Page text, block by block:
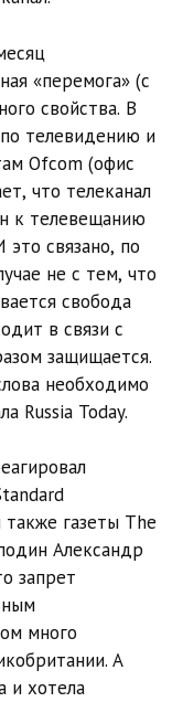
«перемога» (с
свойства. В
телевидению и
Ofcom (офис
что телеканал
к телевещанию
связано, по
не с тем, что
свобода
в связи с
защищается.
необходимо
Russia Today.
газеты The
Александр
запрет
много
А
и хотела